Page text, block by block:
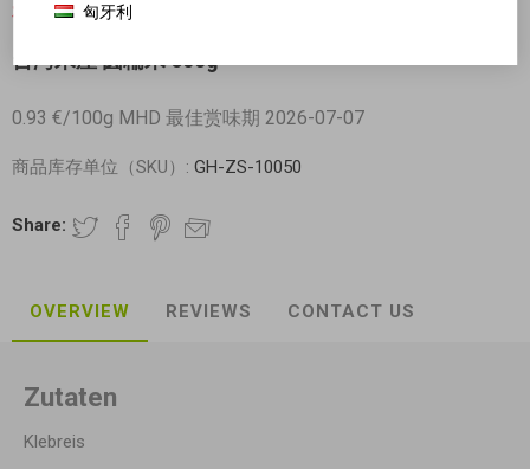
对不起-这个产品已经不再提供
台湾米屋 圆糯米 600g
0.93 €/100g MHD 最佳赏味期 2026-07-07
商品库存单位（SKU）: GH-ZS-10050
Share:
OVERVIEW REVIEWS CONTACT US
Zutaten
Klebreis
匈牙利